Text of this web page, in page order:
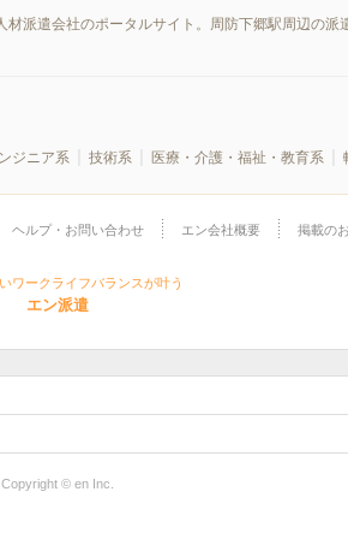
派遣会社のポータルサイト。周防下郷駅周辺の派
ジニア系 技術系 医療・介護・福祉・教育系
ヘルプ・お問い合わせ エン会社概要 掲載の
ワークライフバランスが叶う
エン派遣
Copyright © en Inc.